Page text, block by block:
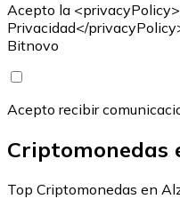
Acepto la
Privacidad</
Bitnovo
Acepto recibir
Criptomonedas
Top Criptomonedas en